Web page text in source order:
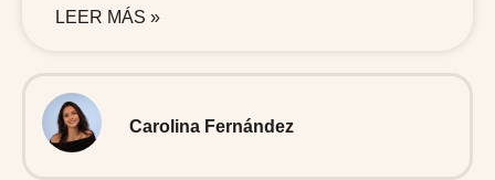
LEER MÁS »
Carolina Fernández